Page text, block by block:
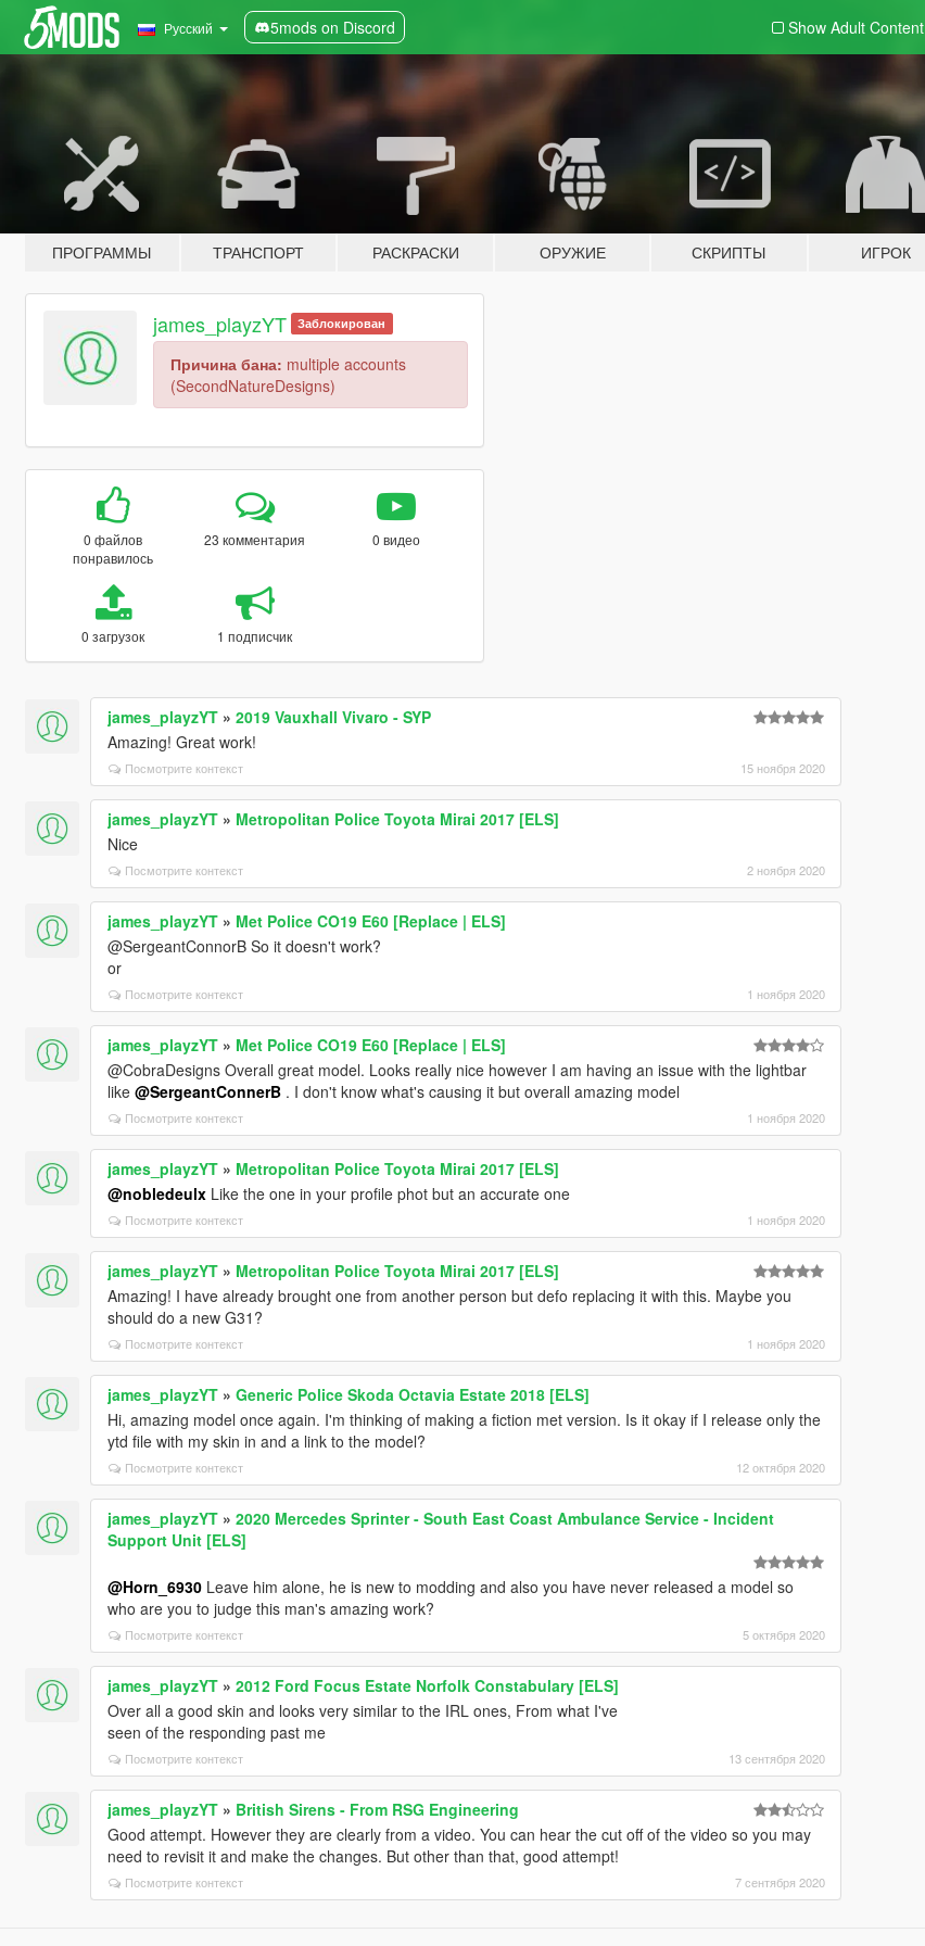
Русский 5mods on Discord Show Adult Content
ПРОГРАММЫ ТРАНСПОРТ РАСКРАСКИ ОРУЖИЕ СКРИПТЫ ИГРОК
james_playzYT Заблокирован
Причина бана: multiple accounts
(SecondNatureDesigns)
0 файлов
понравилось
23 комментария 0 видео
0 загрузок 1 подписчик
james_playzYT» 2019 Vauxhall Vivaro - SYP
Amazing! Great work!
Посмотрите контекст 15 ноября 2020
james_playzYT» Metropolitan Police Toyota Mirai 2017 [ELS]
Nice
Посмотрите контекст 2 ноября 2020
james_playzYT» Met Police CO19 E60 [Replace | ELS]
@SergeantConnorB So it doesn't work?
or
Посмотрите контекст 1 ноября 2020
james_playzYT» Met Police CO19 E60 [Replace | ELS]
@CobraDesigns Overall great model. Looks really nice however I am having an issue with the lightbar
like @SergeantConnerB. I don't know what's causing it but overall amazing model
Посмотрите контекст 1 ноября 2020
james_playzYT» Metropolitan Police Toyota Mirai 2017 [ELS]
@nobledeulxLike the one in your profile phot but an accurate one
Посмотрите контекст 1 ноября 2020
james_playzYT» Metropolitan Police Toyota Mirai 2017 [ELS]
Amazing! I have already brought one from another person but defo replacing it with this. Maybe you
should do a new G31?
Посмотрите контекст 1 ноября 2020
james_playzYT» Generic Police Skoda Octavia Estate 2018 [ELS]
Hi, amazing model once again. I'm thinking of making a fiction met version. Is it okay if I release only the
ytd file with my skin in and a link to the model?
Посмотрите контекст 12 октября 2020
james_playzYT» 2020 Mercedes Sprinter - South East Coast Ambulance Service - Incident
Support Unit [ELS]
@Horn_6930Leave him alone, he is new to modding and also you have never released a model so
who are you to judge this man's amazing work?
Посмотрите контекст 5 октября 2020
james_playzYT» 2012 Ford Focus Estate Norfolk Constabulary [ELS]
Over all a good skin and looks very similar to the IRL ones, From what I've
seen of the responding past me
Посмотрите контекст 13 сентября 2020
james_playzYT» British Sirens - From RSG Engineering
Good attempt. However they are clearly from a video. You can hear the cut off of the video so you may
need to revisit it and make the changes. But other than that, good attempt!
Посмотрите контекст 7 сентября 2020